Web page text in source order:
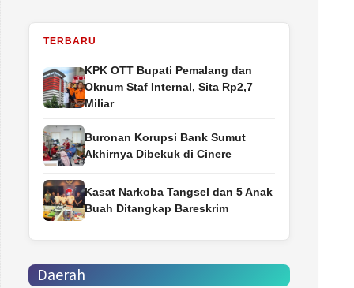
TERBARU
‎KPK OTT Bupati Pemalang dan
Oknum Staf Internal, Sita Rp2,7
Miliar
Buronan Korupsi Bank Sumut
Akhirnya Dibekuk di Cinere
Kasat Narkoba Tangsel dan 5 Anak
Buah Ditangkap Bareskrim
Daerah